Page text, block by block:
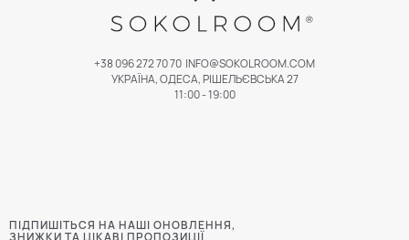
ПІДПИШІТЬСЯ НА НАШІ ОНОВЛЕННЯ,
+38 096 272 70 70 INFO@SOKOLROOM.COM
УКРАЇНА, ОДЕСА, РІШЕЛЬЄВСЬКА 27
11:00 - 19:00